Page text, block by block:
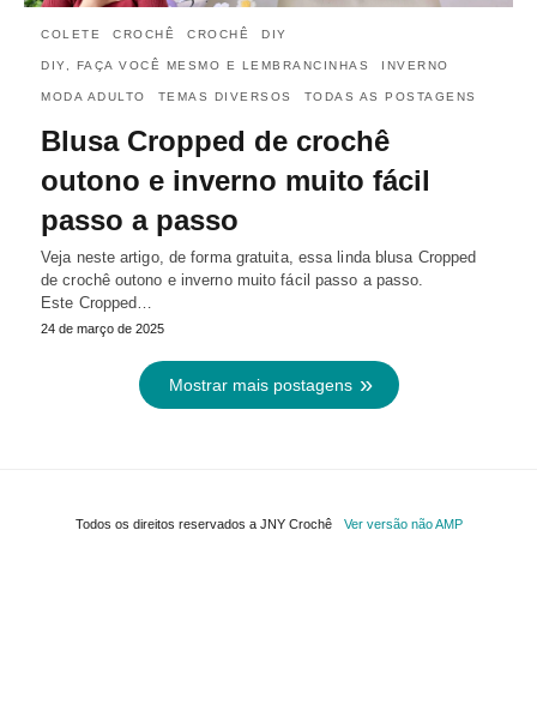
COLETE CROCHÊ CROCHÊ DIY
DIY, FAÇA VOCÊ MESMO E LEMBRANCINHAS INVERNO
MODA ADULTO TEMAS DIVERSOS TODAS AS POSTAGENS
Blusa Cropped de crochê
outono e inverno muito fácil
passo a passo
Veja neste artigo, de forma gratuita, essa linda blusa Cropped
de crochê outono e inverno muito fácil passo a passo.
Este Cropped…
24 de março de 2025
Mostrar mais postagens
Todos os direitos reservados a JNY Crochê Ver versão não AMP